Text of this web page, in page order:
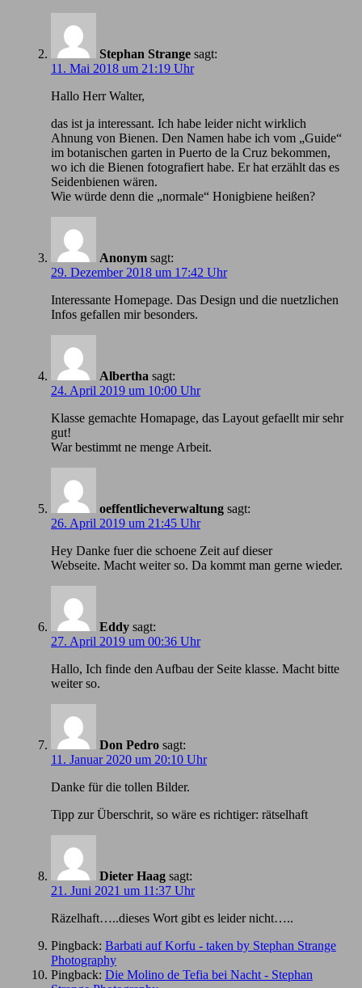
Stephan Strange sagt:
11. Mai 2018 um 21:19 Uhr
Hallo Herr Walter,
das ist ja interessant. Ich habe leider nicht wirklich
Ahnung von Bienen. Den Namen habe ich vom „Guide“
im botanischen garten in Puerto de la Cruz bekommen,
wo ich die Bienen fotografiert habe. Er hat erzählt das es
Seidenbienen wären.
Wie würde denn die „normale“ Honigbiene heißen?
Anonym sagt:
29. Dezember 2018 um 17:42 Uhr
Іnteressante Homepage. Das Design und die nuetzlichen
Infos gefallen mir besonders.
Albertha sagt:
24. April 2019 um 10:00 Uhr
Klasse gemachte Homapage, das Layout gefaellt mir sehr
gut!
War bestimmt ne menge Arbeit.
oeffentlicheverwaltung sagt:
26. April 2019 um 21:45 Uhr
Hey Danke fuer die schoene Zeit auf dieser
Webseite. Macht weiter so. Da kommt man gerne wieder.
Eddy sagt:
27. April 2019 um 00:36 Uhr
Hallo, Ich finde den Aufbau der Seite klasse. Macht bitte
weiter so.
Don Pedro sagt:
11. Januar 2020 um 20:10 Uhr
Danke für die tollen Bilder.
Tipp zur Überschrit, so wäre es richtiger: rätselhaft
Dieter Haag sagt:
21. Juni 2021 um 11:37 Uhr
Räzelhaft…..dieses Wort gibt es leider nicht…..
Pingback: Barbati auf Korfu - taken by Stephan Strange
Photography
Pingback: Die Molino de Tefia bei Nacht - Stephan